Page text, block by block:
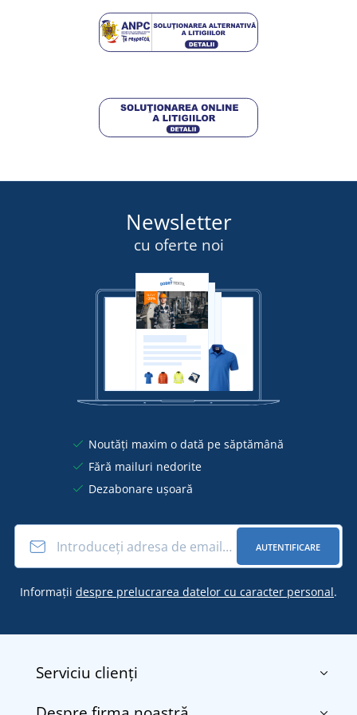
DETALII
247,50 lei
Newsletter
cu oferte noi
Noutăți maxim o dată pe săptămână
Fără mailuri nedorite
Dezabonare ușoară
AUTENTIFICARE
Informații despre prelucrarea datelor cu caracter personal.
Serviciu clienți